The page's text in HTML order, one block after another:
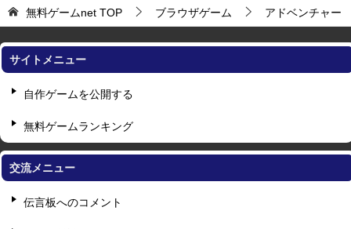
無料ゲームnet TOP ブラウザゲーム アドベンチャー
サイトメニュー
自作ゲームを公開する
無料ゲームランキング
交流メニュー
伝言板へのコメント